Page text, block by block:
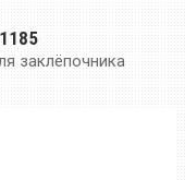
заклёпочника